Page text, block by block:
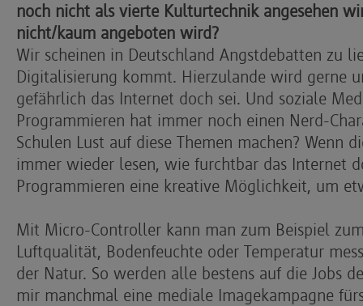
noch nicht als vierte Kulturtechnik angesehen
nicht/kaum angeboten wird?
Wir scheinen in Deutschland Angstdebatten zu
Digitalisierung kommt. Hierzulande wird gerne
gefährlich das Internet doch sei. Und soziale
Programmieren hat immer noch einen Nerd-
Schulen Lust auf diese Themen machen? Wenn
immer wieder lesen, wie furchtbar das Internet
Programmieren eine kreative Möglichkeit, um
Mit Micro-Controller kann man zum Beispiel
Luftqualität, Bodenfeuchte oder Temperatur
der Natur. So werden alle bestens auf die Jobs
mir manchmal eine mediale Imagekampagne